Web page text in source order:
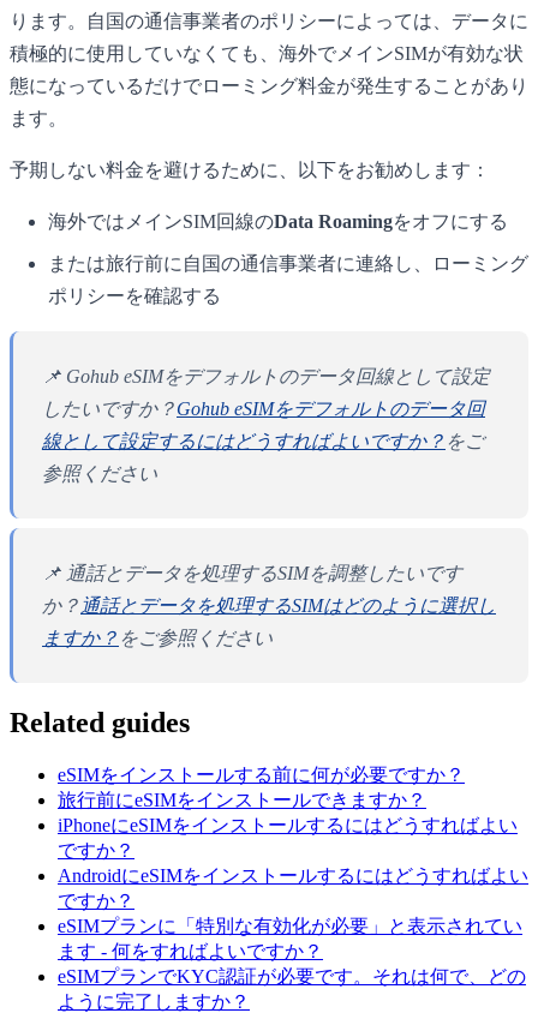
ります。自国の通信事業者のポリシーによっては、データに
積極的に使用していなくても、海外でメインSIMが有効な状
態になっているだけでローミング料金が発生することがあり
ます。
予期しない料金を避けるために、以下をお勧めします：
海外ではメインSIM回線のData Roamingをオフにする
または旅行前に自国の通信事業者に連絡し、ローミング
ポリシーを確認する
📌 Gohub eSIMをデフォルトのデータ回線として設定
したいですか？Gohub eSIMをデフォルトのデータ回
線として設定するにはどうすればよいですか？ をご
参照ください
📌 通話とデータを処理するSIMを調整したいです
か？ 通話とデータを処理するSIMはどのように選択し
ますか？ をご参照ください
Related guides
eSIMをインストールする前に何が必要ですか？
旅行前にeSIMをインストールできますか？
iPhoneにeSIMをインストールするにはどうすればよい
ですか？
AndroidにeSIMをインストールするにはどうすればよい
ですか？
eSIMプランに「特別な有効化が必要」と表示されてい
ます - 何をすればよいですか？
eSIMプランでKYC認証が必要です。それは何で、どの
ように完了しますか？